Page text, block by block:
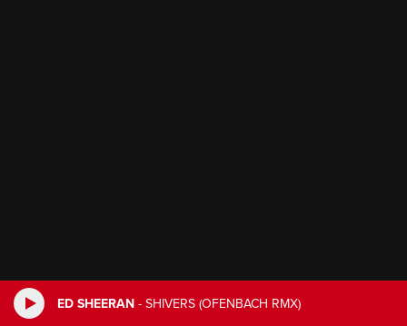
ED SHEERAN - SHIVERS (OFENBACH RMX)